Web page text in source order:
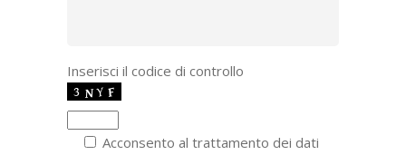
Inserisci il codice di controllo
Acconsento al trattamento dei dati